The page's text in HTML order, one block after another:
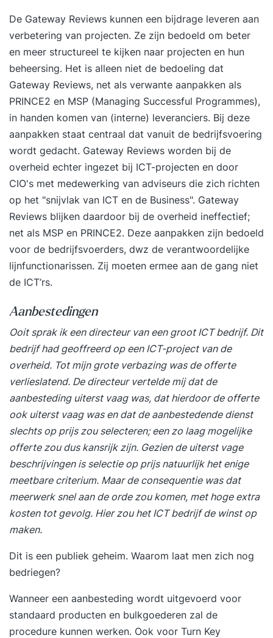
De Gateway Reviews kunnen een bijdrage leveren aan
verbetering van projecten. Ze zijn bedoeld om beter
en meer structureel te kijken naar projecten en hun
beheersing. Het is alleen niet de bedoeling dat
Gateway Reviews, net als verwante aanpakken als
PRINCE2 en MSP (Managing Successful Programmes),
in handen komen van (interne) leveranciers. Bij deze
aanpakken staat centraal dat vanuit de bedrijfsvoering
wordt gedacht. Gateway Reviews worden bij de
overheid echter ingezet bij ICT-projecten en door
CIO's met medewerking van adviseurs die zich richten
op het "snijvlak van ICT en de Business". Gateway
Reviews blijken daardoor bij de overheid ineffectief;
net als MSP en PRINCE2. Deze aanpakken zijn bedoeld
voor de bedrijfsvoerders, dwz de verantwoordelijke
lijnfunctionarissen. Zij moeten ermee aan de gang niet
de ICT’rs.
Aanbestedingen
Ooit sprak ik een directeur van een groot ICT bedrijf. Dit
bedrijf had geoffreerd op een ICT-project van de
overheid. Tot mijn grote verbazing was de offerte
verlieslatend. De directeur vertelde mij dat de
aanbesteding uiterst vaag was, dat hierdoor de offerte
ook uiterst vaag was en dat de aanbestedende dienst
slechts op prijs zou selecteren; een zo laag mogelijke
offerte zou dus kansrijk zijn. Gezien de uiterst vage
beschrijvingen is selectie op prijs natuurlijk het enige
meetbare criterium. Maar de consequentie was dat
meerwerk snel aan de orde zou komen, met hoge extra
kosten tot gevolg. Hier zou het ICT bedrijf de winst op
maken.
Dit is een publiek geheim. Waarom laat men zich nog
bedriegen?
Wanneer een aanbesteding wordt uitgevoerd voor
standaard producten en bulkgoederen zal de
procedure kunnen werken. Ook voor Turn Key